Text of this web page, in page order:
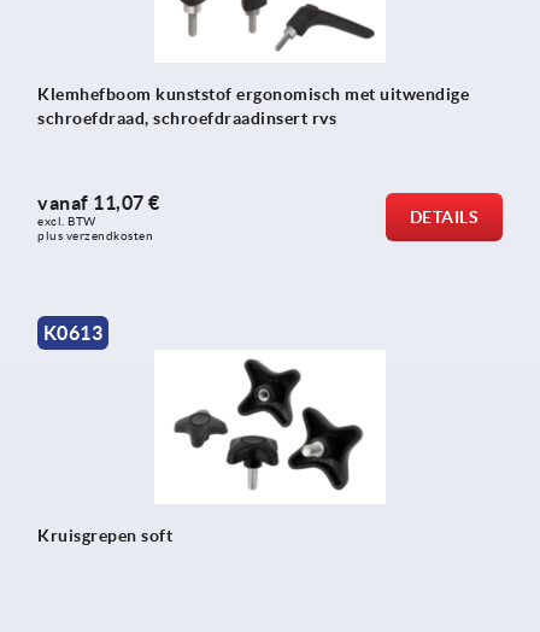
Klemhefboom kunststof ergonomisch met uitwendige
schroefdraad, schroefdraadinsert rvs
vanaf 11,07 €
excl. BTW
plus verzendkosten
DETAILS
K0613
Kruisgrepen soft